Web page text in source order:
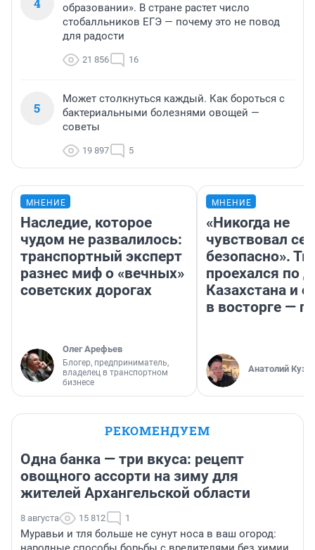
образовании». В стране растет число
стобалльников ЕГЭ — почему это не повод
для радости
21 856 16
5
Может столкнуться каждый. Как бороться с
бактериальными болезнями овощей —
советы
19 897 5
МНЕНИЕ
Наследие, которое
чудом не развалилось:
транспортный эксперт
разнес миф о «вечных»
советских дорогах
Олег Арефьев
Блогер, предприниматель,
владелец в транспортном
бизнесе
МНЕНИЕ
«Никогда не
чувствовал
безопасно».
проехался по
Казахстана и
в восторге —
Анатолий
РЕКОМЕНДУЕМ
Одна банка — три вкуса: рецепт
овощного ассорти на зиму для
жителей Архангельской области
8 августа 15 812 1
Муравьи и тля больше не сунут носа в ваш огород: